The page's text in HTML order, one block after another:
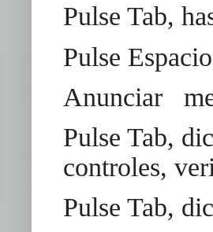
Pulse Tab,
Pulse
Anunciar
Pulse Tab,
controles,
Pulse Tab,